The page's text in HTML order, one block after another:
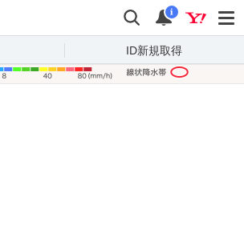
検索 通知
i
ID新規取得